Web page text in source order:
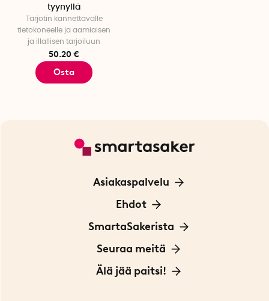
tyynyllä
Tarjotin kannettavalle
tietokoneelle ja aamiaisen
ja illallisen tarjoiluun
50.20 €
Osta
Asiakaspalvelu
Ota yhteyttä
Ehdot
Tietoa evästeistä
Yksityisyydensuoja
Sopimusehdot
SmartaSakerista
Meistä
Myymälä Tukholmassa
Seuraa meitä
Innovaattoriblogi
Älä jää paitsi!